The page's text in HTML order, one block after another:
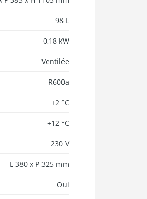
98 L
0,18 kW
Ventilée
R600a
+2 °C
+12 °C
230 V
L 380 x P 325 mm
Oui